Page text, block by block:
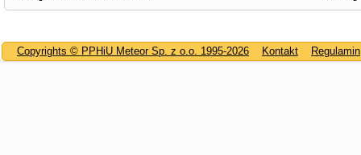
Copyrights © PPHiU Meteor Sp. z o.o. 1995-2026 Kontakt Regulamin